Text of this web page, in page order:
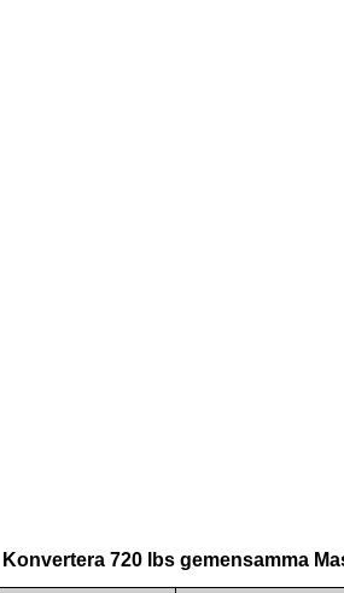
Konvertera 720 lbs gemensamma